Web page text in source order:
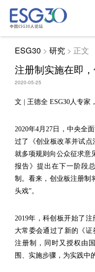
ESG30> 研究> 正文
注册制实施在即
2020-05-25
文 | 王德全 ESG30人专家
2020年4月27日，中央全
过了《创业板改革并试
就多项规则向公众征求意
报告》提出在下一阶段
制。看来，创业板注册制
头戏”。
2019年，科创板开始了
大常委会通过了新的《
注册制，同时又授权由
围、实施步骤，为实践中